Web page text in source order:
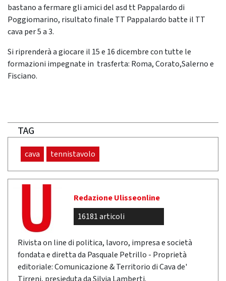
bastano a fermare gli amici del asd tt Pappalardo di
Poggiomarino, risultato finale TT Pappalardo batte il TT
cava per 5 a 3.
Si riprenderà a giocare il 15 e 16 dicembre con tutte le
formazioni impegnate in trasferta: Roma, Corato,Salerno e
Fisciano.
TAG
cava tennistavolo
Redazione Ulisseonline
16181 articoli
Rivista on line di politica, lavoro, impresa e società
fondata e diretta da Pasquale Petrillo - Proprietà
editoriale: Comunicazione & Territorio di Cava de'